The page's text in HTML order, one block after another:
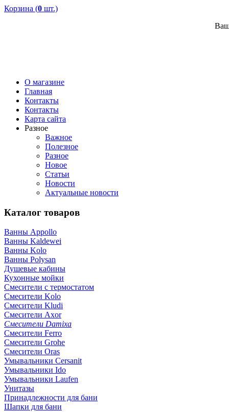
Корзина (0 шт.)
О магазине
Главная
Контакты
Контакты
Карта сайта
Разное
Важное
Полезное
Разное
Новое
Статьи
Новости
Актуальные новости
Каталог товаров
Ванны Appollo
Ванны Kaldewei
Ванны Kolo
Ванны Polysan
Душевые кабины
Кухонные мойки
Смесители с термостатом
Смесители Kolo
Смесители Kludi
Смесители Axor
Смесители Damixa
Смесители Ferro
Смесители Grohe
Смесители Oras
Умывальники Cersanit
Умывальники Ido
Умывальники Laufen
Унитазы
Принадлежности для бани
Шапки для бани